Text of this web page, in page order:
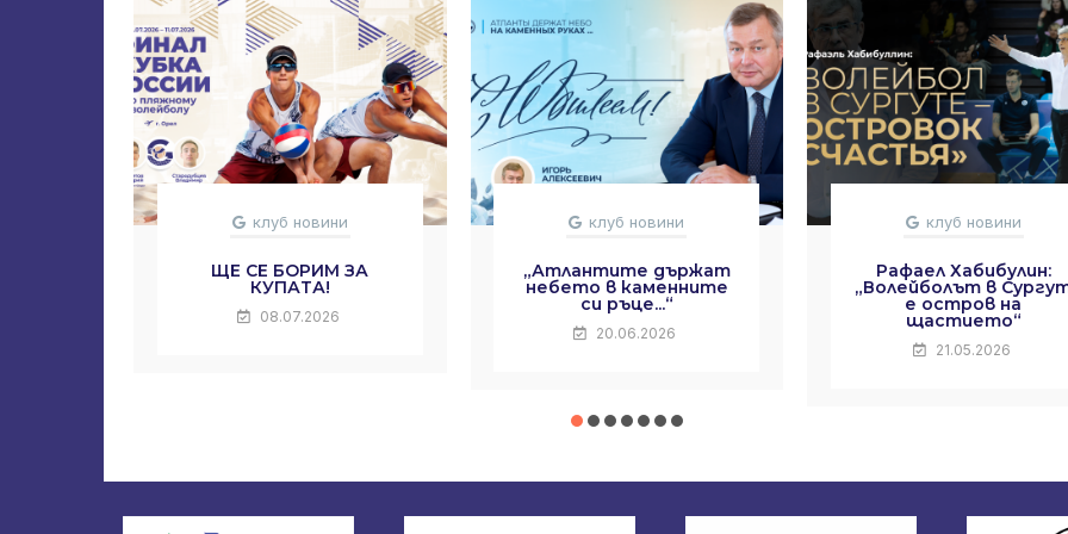
клуб новини
ЩЕ СЕ БОРИМ ЗА
КУПАТА!
08.07.2026
клуб новини
„Атлантите държат
небето в каменните
си ръце...“
20.06.2026
клуб новини
Рафаел Хабибулин:
„Волейболът в
е остров на
щастието“
21.05.2026